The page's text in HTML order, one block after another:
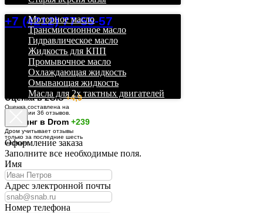
+7 (4212) 77-55-57
Оценка в 2GIS+4,9
Оценка составлена на
основании 36 отзывов.
Рейтинг в Drom +239
Дром учитывает отзывы
только за последние шесть
месяцев.
Моторное масло
Трансмиссионное масло
Гидравлическое масло
Жидкость для КПП
Промывочное масло
Охлаждающая жидкость
Омывающая жидкость
Масла для 2х тактных двигателей
Оформление заказа
Заполните все необходимые поля.
Имя
Адрес электронной почты
Номер телефона